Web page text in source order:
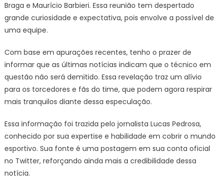
Braga e Maurício Barbieri. Essa reunião tem despertado
grande curiosidade e expectativa, pois envolve a possível de
uma equipe.
Com base em apurações recentes, tenho o prazer de
informar que as últimas notícias indicam que o técnico em
questão não será demitido. Essa revelação traz um alívio
para os torcedores e fãs do time, que podem agora respirar
mais tranquilos diante dessa especulação.
Essa informação foi trazida pelo jornalista Lucas Pedrosa,
conhecido por sua expertise e habilidade em cobrir o mundo
esportivo. Sua fonte é uma postagem em sua conta oficial
no Twitter, reforçando ainda mais a credibilidade dessa
notícia.